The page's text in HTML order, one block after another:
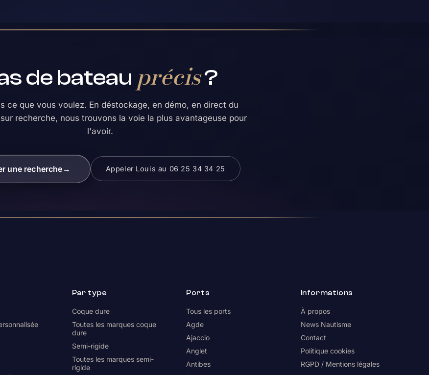
de bateau précis?
ce que vous voulez. En déstockage, en démo, en direct du
recherche, nous trouvons la voie la plus avantageuse pour
l'avoir.
une recherche→ Appeler Louis au 06 25 34 34 25
Par type
Coque dure
Toutes les marques coque
dure
Semi-rigide
Toutes les marques semi-
rigide
Ports
Tous les ports
Agde
Ajaccio
Anglet
Antibes
Informations
À propos
News Nautisme
Contact
Politique cookies
RGPD / Mentions légales